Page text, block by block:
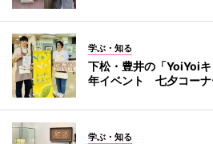
学ぶ・知る
下松・豊井の「YoiYoi
年イベント 七夕コーナ
学ぶ・知る